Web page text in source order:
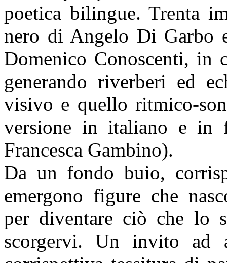
poetica bilingue. Trenta
nero di Angelo Di Garbo
Domenico Conoscenti, in
generando riverberi ed
visivo e quello ritmico-
versione in italiano e in
Francesca Gambino).
Da un fondo buio,
emergono figure che
per diventare ciò che lo
scorgervi. Un invito ad